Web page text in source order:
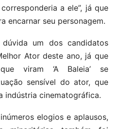
a ele”, já que
encarnar seu personagem.
um dos candidatos
Ator deste ano, já que
viram ‘A Baleia’ se
sensível do ator, que
indústria cinematográfica.
elogios e aplausos,